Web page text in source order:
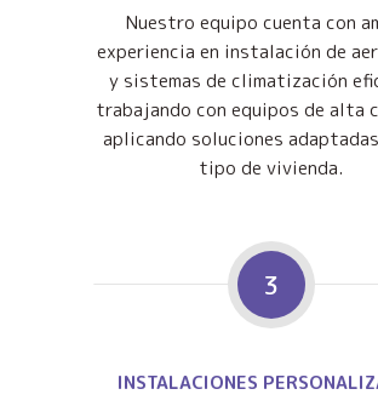
Nuestro equipo cuenta con
experiencia en instalación de
y sistemas de climatización
trabajando con equipos de alta
aplicando soluciones
tipo de vivienda.
3
INSTALACIONES